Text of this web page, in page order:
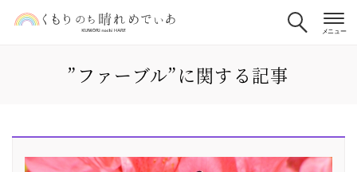
”ファーブル”に関する記事